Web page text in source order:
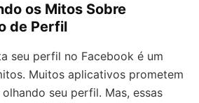
os Mitos Sobre
de Perfil
seu perfil no Facebook é um
Muitos aplicativos prometem
seu perfil. Mas, essas